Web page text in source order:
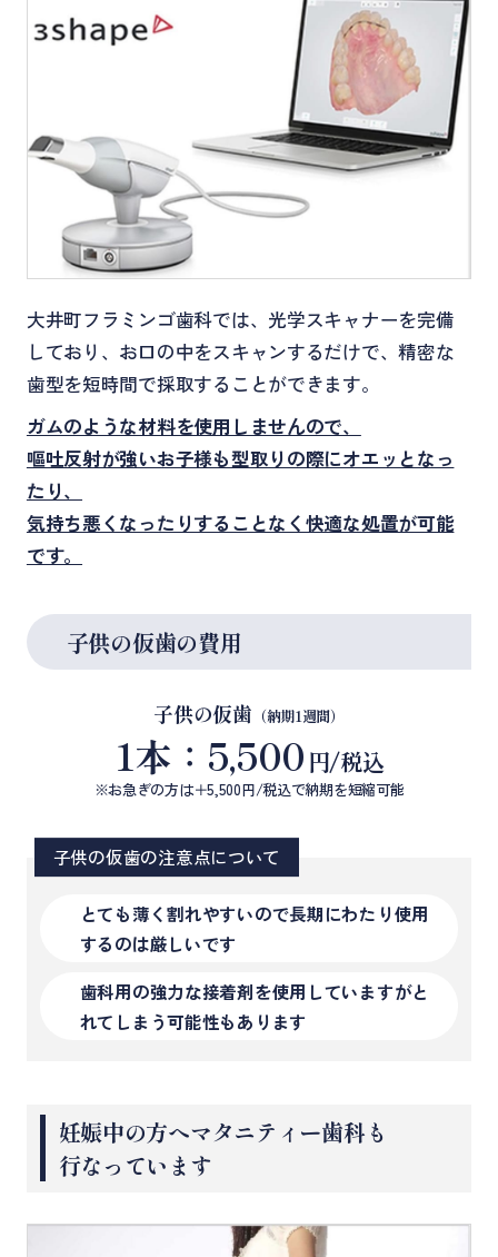
大井町フラミンゴ歯科では、光学スキャナーを完備
しており、お口の中をスキャンするだけで、精密な
歯型を短時間で採取することができます。
ガムのような材料を使用しませんので、
嘔吐反射が強いお子様も型取りの際にオエッとなっ
たり、
気持ち悪くなったりすることなく快適な処置が可能
です。
子供の仮歯の費用
子供の仮歯 （納期1週間）
1本：5,500 円/税込
※お急ぎの方は＋5,500円/税込で納期を短縮可能
子供の仮歯の注意点について
とても薄く割れやすいので長期にわたり使用
するのは厳しいです
歯科用の強力な接着剤を使用していますがと
れてしまう可能性もあります
妊娠中の方へマタニティー歯科も
行なっています